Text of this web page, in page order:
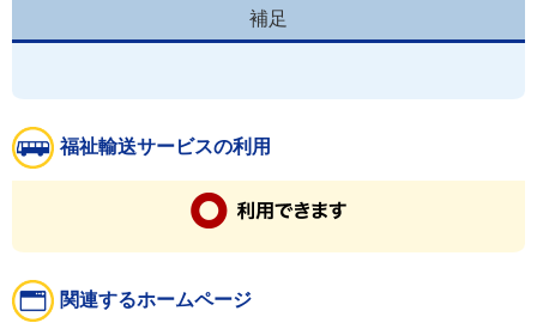
補足
福祉輸送サービスの利用
関連するホームページ